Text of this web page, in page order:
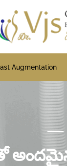
Augmentation